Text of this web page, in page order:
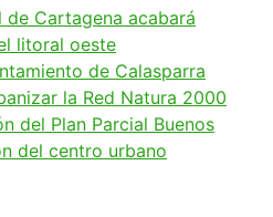
de Cartagena acabará
litoral oeste
de Calasparra
la Red Natura 2000
del Plan Parcial Buenos
del centro urbano